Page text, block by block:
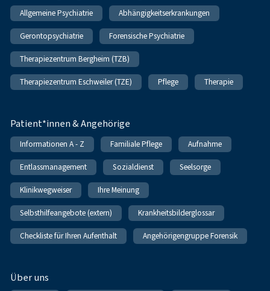
Allgemeine Psychiatrie Abhängigkeitserkrankungen
Gerontopsychiatrie Forensische Psychiatrie
Therapiezentrum Bergheim (TZB)
Therapiezentrum Eschweiler (TZE) Pflege Therapie
Patient*innen & Angehörige
Informationen A - Z Familiale Pflege Aufnahme
Entlassmanagement Sozialdienst Seelsorge
Klinikwegweiser Ihre Meinung
Selbsthilfeangebote (extern) Krankheitsbilderglossar
Checkliste für Ihren Aufenthalt Angehörigengruppe Forensik
Über uns